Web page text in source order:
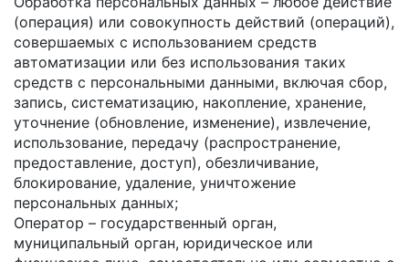
(операция) или совокупность действий (операций),
совершаемых с использованием средств
автоматизации или без использования таких
средств с персональными данными, включая сбор,
запись, систематизацию, накопление, хранение,
уточнение (обновление, изменение), извлечение,
использование, передачу (распространение,
предоставление, доступ), обезличивание,
блокирование, удаление, уничтожение
персональных данных;
Оператор – государственный орган,
муниципальный орган, юридическое или